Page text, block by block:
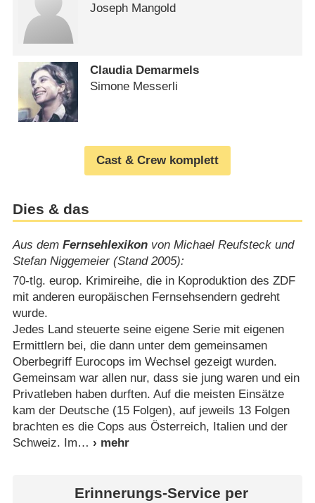
Joseph Mangold
Claudia Demarmels
Simone Messerli
Cast & Crew komplett
Dies & das
Aus dem Fernsehlexikonvon Michael Reufsteck und
Stefan Niggemeier (Stand 2005):
70-tlg. europ. Krimireihe, die in Koproduktion des ZDF
mit anderen europäischen Fernsehsendern gedreht
wurde.
Jedes Land steuerte seine eigene Serie mit eigenen
Ermittlern bei, die dann unter dem gemeinsamen
Oberbegriff Eurocops im Wechsel gezeigt wurden.
Gemeinsam war allen nur, dass sie jung waren und ein
Privatleben haben durften. Auf die meisten Einsätze
kam der Deutsche (15 Folgen), auf jeweils 13 Folgen
brachten es die Cops aus Österreich, Italien und der
Schweiz. Im
Erinnerungs-Service per